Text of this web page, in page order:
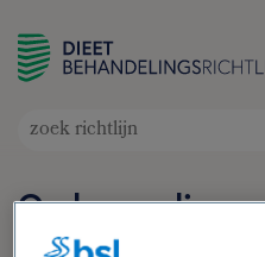
Ondervoeding
Doelgroep: Patiënten